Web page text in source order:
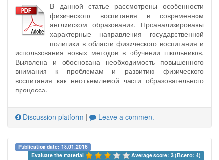
В данной статье рассмотрены особенности
физического воспитания в современном
английском образовании. Проанализированы
характерные направления государственной
политики в области физического воспитания и
использования новых методов в обучении школьников.
Выявлена и обоснована необходимость повышенного
внимания к проблемам и развитию физического
воспитания как неотъемлемой части образовательного
процесса.
Discussion platform | Leave a comment
Publication date: 18.01.2016
Evaluate the material
Average score: 3 (Всего: 4)